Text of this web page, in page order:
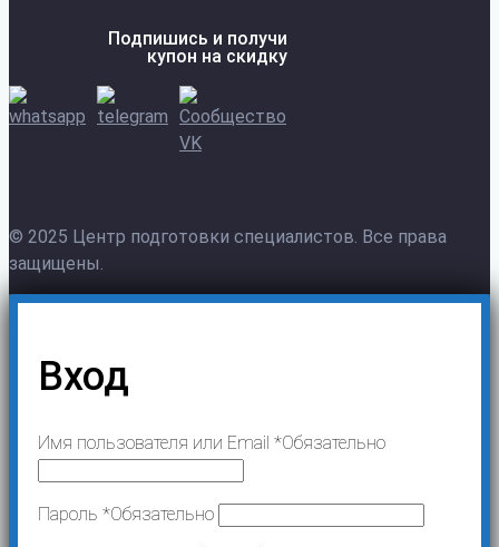
Подпишись и получи
купон на скидку
© 2025 Центр подготовки специалистов. Все права
защищены.
Вход
Имя пользователя или Email *Обязательно
Пароль *Обязательно